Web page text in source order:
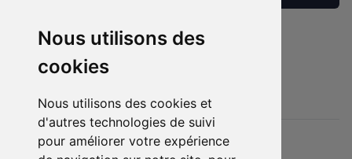
Nous utilisons des
cookies
Nous utilisons des cookies et
d'autres technologies de suivi
pour améliorer votre expérience
Description
Je vends la console et les jeux.
Faire une offre si vous êtes intéressé.
Détails